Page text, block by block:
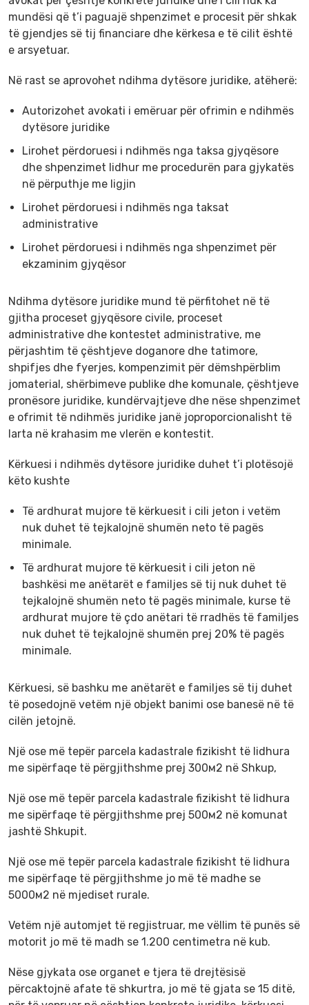
mundësi që t’i paguajë shpenzimet e procesit për shkak
të gjendjes së tij financiare dhe kërkesa e të cilit është
e arsyetuar.
Në rast se aprovohet ndihma dytësore juridike, atëherë:
Autorizohet avokati i emëruar për ofrimin e ndihmës
dytësore juridike
Lirohet përdoruesi i ndihmës nga taksa gjyqësore
dhe shpenzimet lidhur me procedurën para gjykatës
në përputhje me ligjin
Lirohet përdoruesi i ndihmës nga taksat
administrative
Lirohet përdoruesi i ndihmës nga shpenzimet për
ekzaminim gjyqësor
Ndihma dytësore juridike mund të përfitohet në të
gjitha proceset gjyqësore civile, proceset
administrative dhe kontestet administrative, me
përjashtim të çështjeve doganore dhe tatimore,
shpifjes dhe fyerjes, kompenzimit për dëmshpërblim
jomaterial, shërbimeve publike dhe komunale, çështjeve
pronësore juridike, kundërvajtjeve dhe nëse shpenzimet
e ofrimit të ndihmës juridike janë joproporcionalisht të
larta në krahasim me vlerën e kontestit.
Kërkuesi i ndihmës dytësore juridike duhet t’i plotësojë
këto kushte
Të ardhurat mujore të kërkuesit i cili jeton i vetëm
nuk duhet të tejkalojnë shumën neto të pagës
minimale.
Të ardhurat mujore të kërkuesit i cili jeton në
bashkësi me anëtarët e familjes së tij nuk duhet të
tejkalojnë shumën neto të pagës minimale, kurse të
ardhurat mujore të çdo anëtari të rradhës të familjes
nuk duhet të tejkalojnë shumën prej 20% të pagës
minimale.
Kërkuesi, së bashku me anëtarët e familjes së tij duhet
të posedojnë vetëm një objekt banimi ose banesë në të
cilën jetojnë.
Një ose më tepër parcela kadastrale fizikisht të lidhura
me sipërfaqe të përgjithshme prej 300м2 në Shkup,
Një ose më tepër parcela kadastrale fizikisht të lidhura
me sipërfaqe të përgjithshme prej 500м2 në komunat
jashtë Shkupit.
Një ose më tepër parcela kadastrale fizikisht të lidhura
me sipërfaqe të përgjithshme jo më të madhe se
5000м2 në mjediset rurale.
Vetëm një automjet të regjistruar, me vëllim të punës së
motorit jo më të madh se 1.200 centimetra në kub.
Nëse gjykata ose organet e tjera të drejtësisë
përcaktojnë afate të shkurtra, jo më të gjata se 15 ditë,